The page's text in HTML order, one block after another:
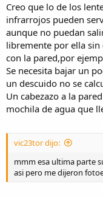
Creo que lo de los
infrarrojos pueden
aunque no puedan
libremente por ella sin
con la pared,por
Se necesita bajar un
un descuido no se
Un cabezazo a la
mochila de agua que
vic23tor dijo:
mmm esa ultima parte
asi pero me dijeron